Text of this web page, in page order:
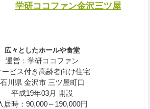
学研ココファン金沢三ツ屋
広々としたホールや食堂
運営：学研ココファン
ービス付き高齢者向け住宅
石川県 金沢市 三ツ屋町口
平成19年03月 開設
居時：90,000～190,000円